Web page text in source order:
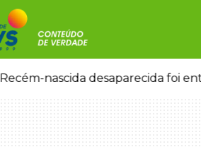
Recém-nascida desaparecida foi